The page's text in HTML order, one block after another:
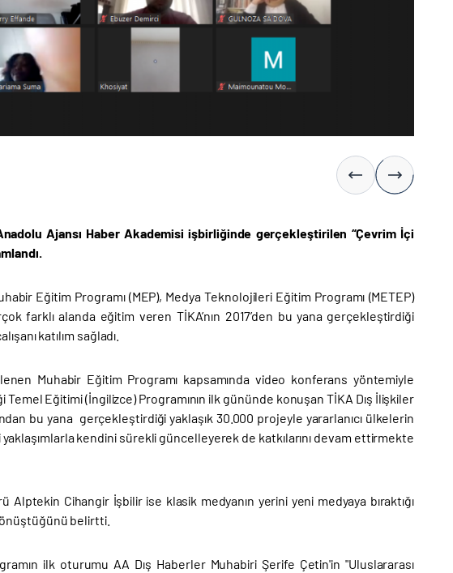
Ajansı Haber Akademisi işbirliğinde gerçekleştirilen “Çevrim İçi
Eğitim Programı (MEP), Medya Teknolojileri Eğitim Programı (METEP)
farklı alanda eğitim veren TİKA’nın 2017’den bu yana gerçekleştirdiği
katılım sağladı.
Muhabir Eğitim Programı kapsamında video konferans yöntemiyle
Eğitimi (İngilizce) Programının ilk gününde konuşan TİKA Dış İlişkiler
bu yana gerçekleştirdiği yaklaşık 30.000 projeyle yararlanıcı ülkelerin
kendini sürekli güncelleyerek de katkılarını devam ettirmekte
Alptekin Cihangir İşbilir ise klasik medyanın yerini yeni medyaya bıraktığı
belirtti.
ilk oturumu AA Dış Haberler Muhabiri Şerife Çetin'in "Uluslararası